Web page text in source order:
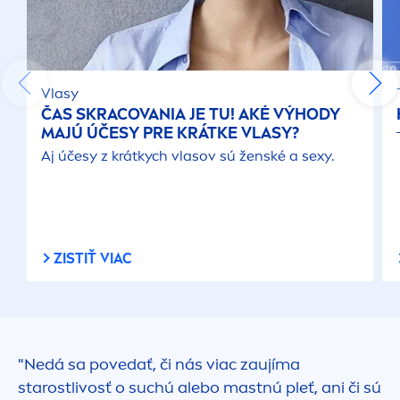
Univerzálny krémy
VÝROBKOVÝ RAD
Active Age
Blue Care
Vlasy
ČAS SKRACOVANIA JE TU! AKÉ VÝHODY
MAJÚ ÚČESY PRE KRÁTKE VLASY?
Aj účesy z krátkych vlasov sú ženské a sexy.
ZISTIŤ VIAC
"Nedá sa povedať, či nás viac zaujíma
starostlivosť o suchú alebo mastnú pleť, ani či sú